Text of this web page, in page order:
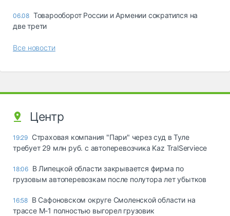
06.08 Товарооборот России и Армении сократился на
две трети
Все новости
Центр
19:29 Страховая компания "Пари" через суд в Туле
требует 29 млн руб. с автоперевозчика Kaz TralServiece
18:06 В Липецкой области закрывается фирма по
грузовым автоперевозкам после полутора лет убытков
16:58 В Сафоновском округе Смоленской области на
трассе М-1 полностью выгорел грузовик